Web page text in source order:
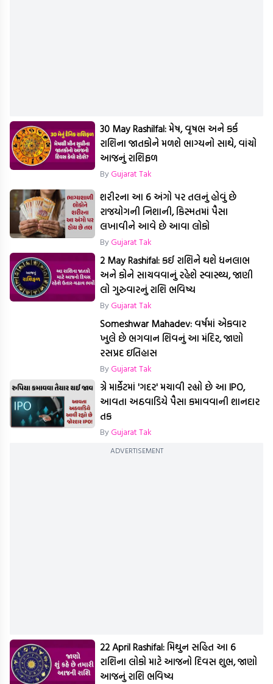
30 May Rashilfal: મેષ, વૃષભ અને કર્ક
રાશિના જાતકોને મળશે ભાગ્યનો સાથે, વાંચો
આજનું રાશિફળ
ByGujarat Tak
શરીરના આ 6 અંગો પર તલનું હોવું છે
રાજયોગની નિશાની, કિસ્મતમાં પૈસા
લખાવીને આવે છે આવા લોકો
ByGujarat Tak
2 May Rashifal: કઈ રાશિને થશે ધનલાભ
અને કોને સાચવવાનું રહેશે સ્વાસ્થ્ય, જાણી
લો ગુરુવારનું રાશિ ભવિષ્ય
ByGujarat Tak
Someshwar Mahadev: વર્ષમાં એકવાર
ખુલે છે ભગવાન શિવનું આ મંદિર, જાણો
રસપ્રદ ઇતિહાસ
ByGujarat Tak
ગ્રે માર્કેટમાં 'ગદર' મચાવી રહ્યો છે આ IPO,
આવતા અઠવાડિયે પૈસા કમાવવાની શાનદાર
તક
ByGujarat Tak
ADVERTISEMENT
22 April Rashifal: મિથુન સહિત આ 6
રાશિના લોકો માટે આજનો દિવસ શુભ, જાણો
આજનું રાશિ ભવિષ્ય